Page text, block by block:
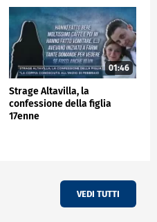
01:46
Strage Altavilla, la
confessione della figlia
17enne
VEDI TUTTI